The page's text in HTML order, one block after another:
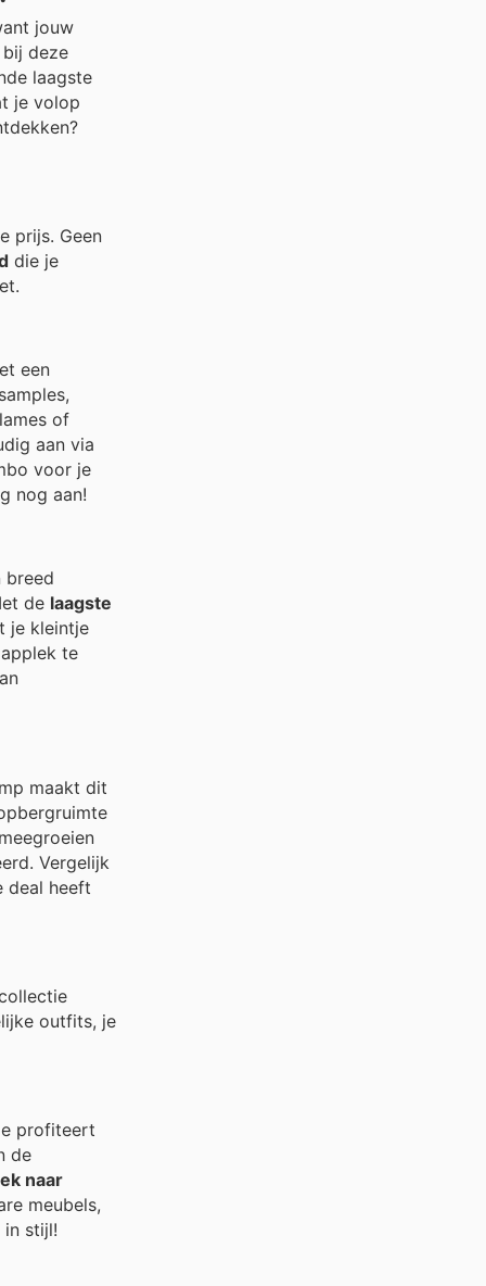
jouw
deze
laagste
je volop
prijs. Geen
die je
een
of
aan via
voor je
nog aan!
breed
de laagste
je kleintje
te
maakt dit
Vergelijk
deal heeft
outfits, je
profiteert
de
naar
meubels,
in stijl!